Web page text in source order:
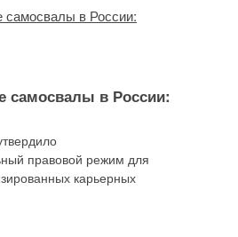
самосвалы в России:
правовой режим для
карьерных